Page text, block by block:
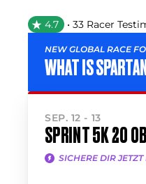
4.7 • 33 Racer
NEW GLOBAL RACE
WHAT IS
SEP. 12 - 13
SPRINT 5K 20
SICHERE DIR